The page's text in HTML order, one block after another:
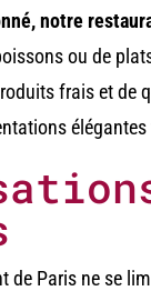
notre
ou de
frais et de
de Paris ne se